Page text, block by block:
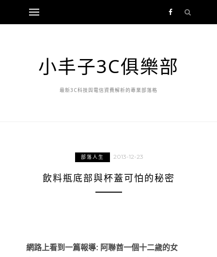
小丰子3C俱樂部
最新3C科技與電信資費解析的專業部落格
部落人生 2013-12-23
飲料瓶底部與杯蓋可怕的秘密
網路上看到一篇報導: 阿聯酋一個十二歲的女